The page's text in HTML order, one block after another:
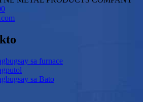
sa furnace
sa Bato